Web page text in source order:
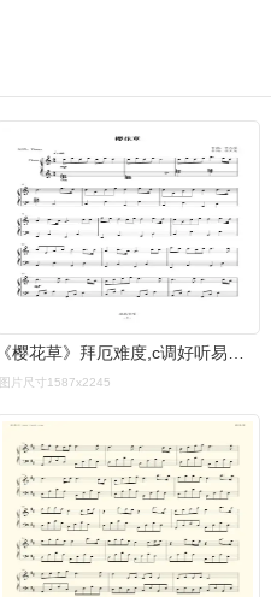
图片尺寸1587x2245